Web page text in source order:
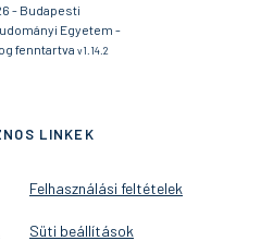
- Budapesti
Egyetem -
fenntartva v1.14.2
LINKEK
Felhasználási feltételek
Süti beállítások